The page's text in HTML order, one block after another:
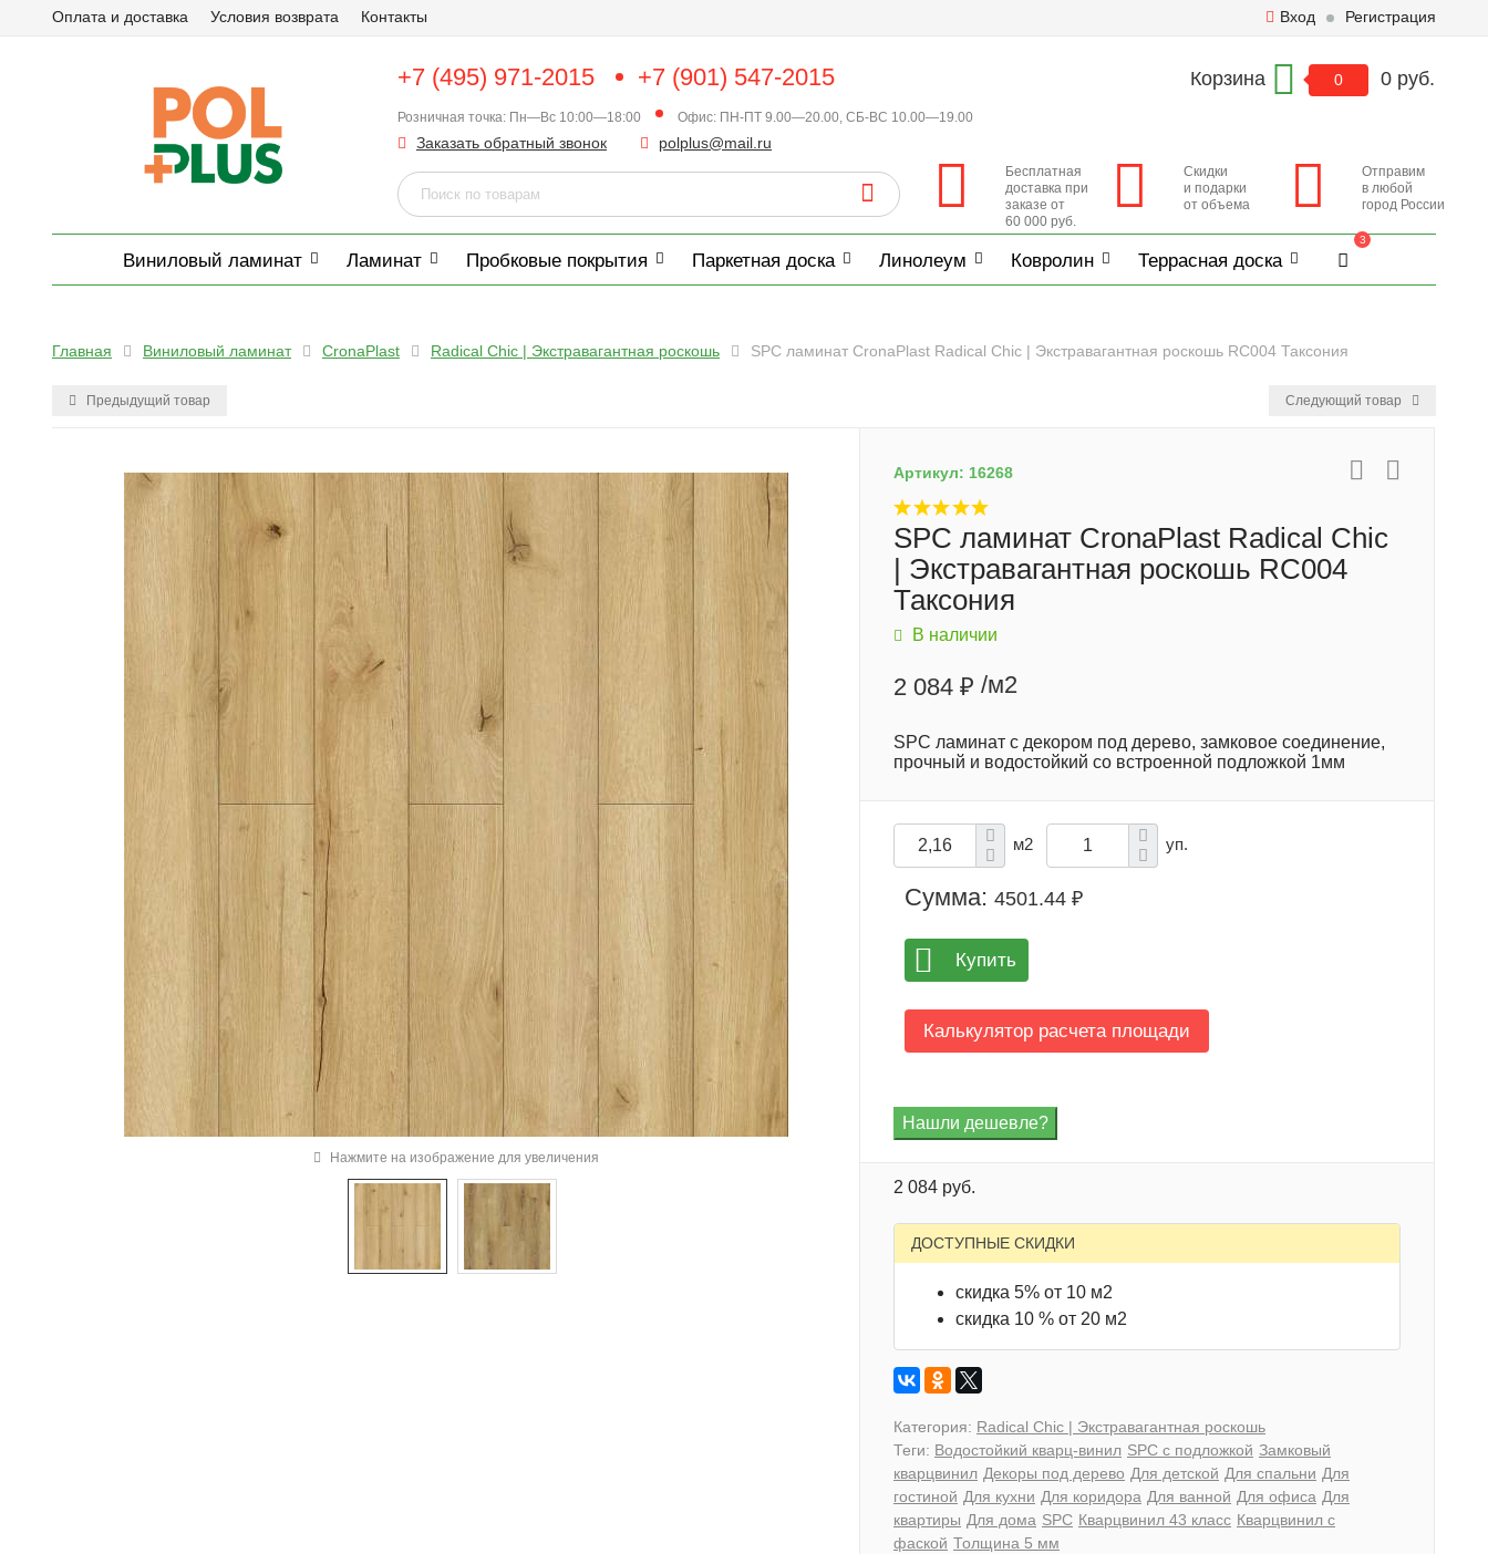
Оплата и доставка Условия возврата Контакты Вход Регистрация
+7 (495) 971-2015 +7 (901) 547-2015
Розничная точка: Пн—Вс 10:00—18:00 Офис: ПН-ПТ 9.00—20.00, СБ-ВС 10.00—19.00
Заказать обратный звонок polplus@mail.ru
Корзина 0 0 руб.
Бесплатная
доставка при
заказе от
60 000 руб.
Скидки
и подарки
от объема
Отправим
в любой
город России
Виниловый ламинат Ламинат Пробковые покрытия Паркетная доска Линолеум Ковролин Террасная доска
3
Главная Виниловый ламинат CronaPlast Radical Chic | Экстравагантная роскошь SPC ламинат CronaPlast Radical Chic | Экстравагантная роскошь RC004 Таксония
Предыдущий товар Следующий товар
Нажмите на изображение для увеличения
Артикул: 16268
SPC ламинат CronaPlast Radical Chic
| Экстравагантная роскошь RC004
Таксония
В наличии
2 084 ₽ /м2
SPC ламинат с декором под дерево, замковое соединение,
прочный и водостойкий со встроенной подложкой 1мм
м2 уп.
Сумма: 4501.44 ₽
Купить
Калькулятор расчета площади
2 084 руб.
ДОСТУПНЫЕ СКИДКИ
скидка 5% от 10 м2
скидка 10 % от 20 м2
Категория: Radical Chic | Экстравагантная роскошь
Теги: Водостойкий кварц-винил SPC с подложкой Замковый
кварцвинил Декоры под дерево Для детской Для спальни Для
гостиной Для кухни Для коридора Для ванной Для офиса Для
квартиры Для дома SPC Кварцвинил 43 класс Кварцвинил с
фаской Толщина 5 мм